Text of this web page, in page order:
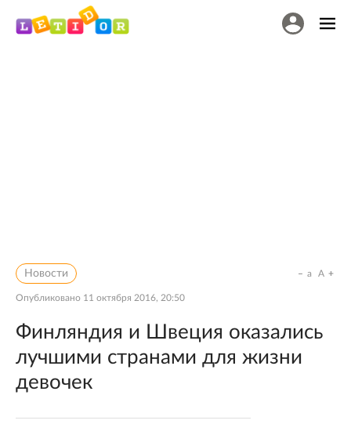
Новости
Опубликовано 11 октября 2016, 20:50
a A
Финляндия и Швеция оказались
лучшими странами для жизни
девочек